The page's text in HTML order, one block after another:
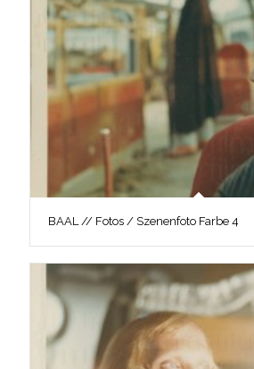
BAAL // Fotos / Szenenfoto Farbe 4